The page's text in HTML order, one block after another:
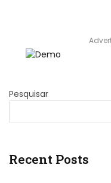
Pesquisar
Recent Posts